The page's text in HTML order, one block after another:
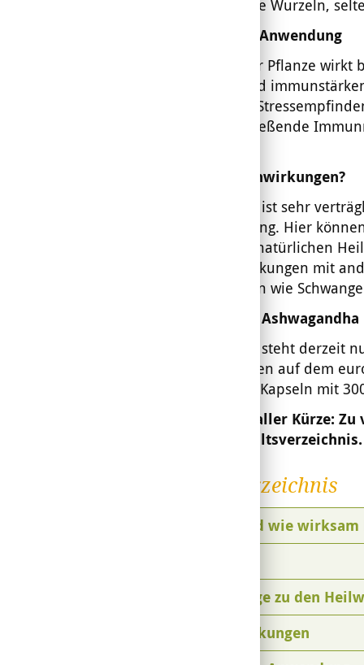
Vorwiegend die Wurzeln,
Wirkung und Anwendung
Die Wurzel der Pflanze
adaptogen und
reduziert das
auch überschießende
Gibt es Nebenwirkungen?
Ashwagandha ist sehr
hoher Dosierung. Hier
Wie bei allen natürlichen
zu Wechselwirkungen mit
Gegenanzeigen wie
Produkte mit Ashwagandha
Ashwagandha steht derzeit
Wurzelextrakten auf dem
wurden meist Kapseln mit
Das war's in aller Kürze:
über das Inhaltsverzeichnis.
Inhaltsverzeichnis
Wobei und wie
Studienlage zu den
Nebenwirkungen